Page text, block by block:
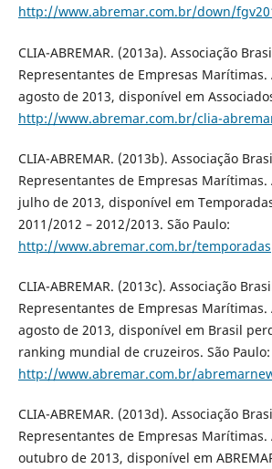
http://www.abremar.com.br/down/
CLIA-ABREMAR. (2013a). Associação
Representantes de Empresas Marítimas.
agosto de 2013, disponível em
http://www.abremar.com.br/clia-
CLIA-ABREMAR. (2013b). Associação
Representantes de Empresas Marítimas.
julho de 2013, disponível em
2011/2012 – 2012/2013. São Paulo:
http://www.abremar.com.br/temporadas
CLIA-ABREMAR. (2013c). Associação
Representantes de Empresas Marítimas.
agosto de 2013, disponível em Brasil
ranking mundial de cruzeiros. São Paulo:
http://www.abremar.com.br/
CLIA-ABREMAR. (2013d). Associação
Representantes de Empresas Marítimas.
outubro de 2013, disponível em